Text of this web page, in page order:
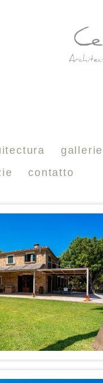
contatto